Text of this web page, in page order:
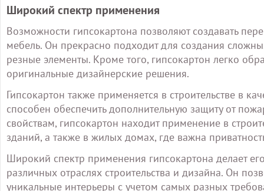
Широкий спектр применения
Возможности гипсокартона позволяют создавать
мебель. Он прекрасно подходит для создания
резные элементы. Кроме того, гипсокартон легко
оригинальные дизайнерские решения.
Гипсокартон также применяется в строительстве в
способен обеспечить дополнительную защиту от
свойствам, гипсокартон находит применение в
зданий, а также в жилых домах, где важна
Широкий спектр применения гипсокартона делает
различных отраслях строительства и дизайна. Он
уникальные интерьеры с учетом самых разных